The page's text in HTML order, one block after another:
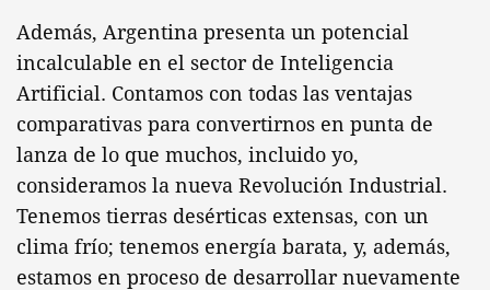
Además, Argentina presenta un potencial
incalculable en el sector de Inteligencia
Artificial. Contamos con todas las ventajas
comparativas para convertirnos en punta de
lanza de lo que muchos, incluido yo,
consideramos la nueva Revolución Industrial.
Tenemos tierras desérticas extensas, con un
clima frío; tenemos energía barata, y, además,
estamos en proceso de desarrollar nuevamente